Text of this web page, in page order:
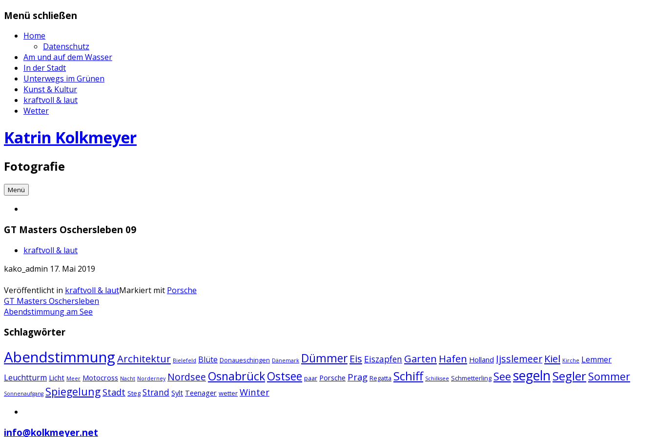
Zum
springen
Menü schließen
Home
Datenschutz
Am und auf dem Wasser
In der Stadt
Unterwegs im Grünen
Kunst & Kultur
kraftvoll & laut
Wetter
Katrin Kolkmeyer
Fotografie
Menü
GT Masters Oschersleben 09
kraftvoll & laut
kako_admin 17. Mai 2019
Veröffentlicht in kraftvoll & lautMarkiert mit Porsche
Artikel-
Navigation
GT Masters Oschersleben
Abendstimmung am See
Schlagwörter
AbendstimmungArchitektur Bielefeld Blüte Donaueschingen Dänemark Dümmer Eis Eiszapfen Garten Hafen Holland Ijsslemeer Kiel Kirche Lemmer
Leuchtturm Licht Meer Motocross Nacht Norderney Nordsee OsnabrückOstsee paar Porsche Prag Regatta Schiff Schilksee Schmetterling See segeln SeglerSommer
Sonnenaufgang Spiegelung Stadt Steg Strand Sylt Teenager wetter Winter
info@kolkmeyer.net